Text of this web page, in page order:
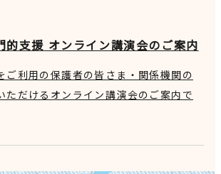
支援 オンライン講演会のご案内
ご利用の保護者の皆さま・関係機関の
ただけるオンライン講演会のご案内で